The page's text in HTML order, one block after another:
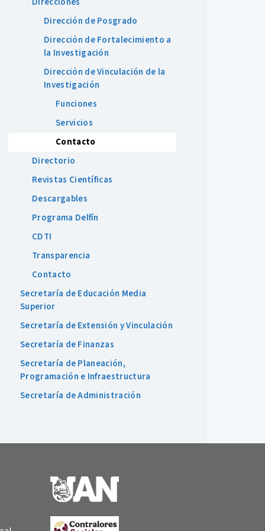
Dirección de Posgrado
Dirección de Fortalecimiento a
la Investigación
Dirección de Vinculación de la
Investigación
Funciones
Servicios
Contacto
Directorio
Revistas Científicas
Descargables
Programa Delfín
CDTI
Transparencia
Contacto
Secretaría de Educación Media
Superior
Secretaría de Extensión y Vinculación
Secretaría de Finanzas
Secretaría de Planeación,
Programación e Infraestructura
Secretaría de Administración